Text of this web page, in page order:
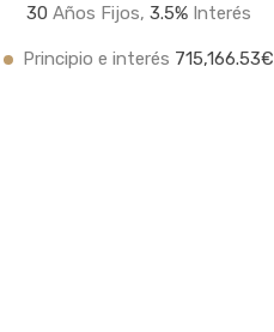
30 Años Fijos,3.5% Interés
Principio e interés 715,166.53€